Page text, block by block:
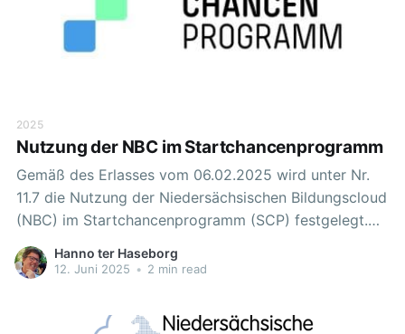
2025
Nutzung der NBC im Startchancenprogramm
Gemäß des Erlasses vom 06.02.2025 wird unter Nr.
11.7 die Nutzung der Niedersächsischen Bildungscloud
(NBC) im Startchancenprogramm (SCP) festgelegt.
Als Arbeitsplattform wird die NBC als landeseigenes
Lernmanagementsystem mit dem Anmeldeservice
Hanno ter Haseborg
12. Juni 2025 • 2 min read